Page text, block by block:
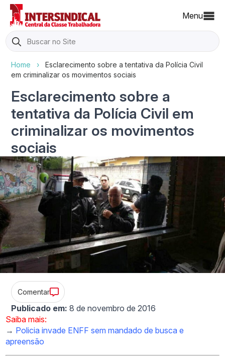
Menu
Search
for:
Home ›
Esclarecimento sobre a tentativa da Polícia Civil
em criminalizar os movimentos sociais
Esclarecimento sobre a
tentativa da Polícia Civil em
criminalizar os movimentos
sociais
Comentar
Publicado em: 8 de novembro de 2016
Saiba mais:
→ Policia invade ENFF sem mandado de busca e
apreensão